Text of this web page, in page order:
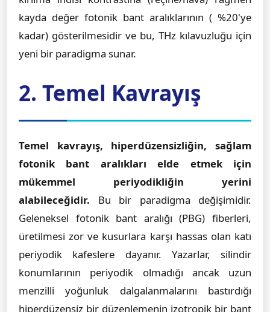
kayda değer fotonik bant aralıklarının ( %20'ye
kadar) gösterilmesidir ve bu, THz kılavuzluğu için
yeni bir paradigma sunar.
2. Temel Kavrayış
Temel kavrayış, hiperdüzensizliğin, sağlam
fotonik bant aralıkları elde etmek için
mükemmel periyodikliğin yerini
alabileceğidir. Bu bir paradigma değişimidir.
Geleneksel fotonik bant aralığı (PBG) fiberleri,
üretilmesi zor ve kusurlara karşı hassas olan katı
periyodik kafeslere dayanır. Yazarlar, silindir
konumlarının periyodik olmadığı ancak uzun
menzilli yoğunluk dalgalanmalarını bastırdığı
hiperdüzensiz bir düzenlemenin izotropik bir bant